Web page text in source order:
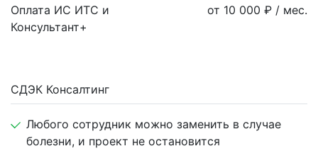
Оплата ИС ИТС и
Консультант+
от 10 000 ₽ / мес.
СДЭК Консалтинг
Любого сотрудник можно заменить в случае
болезни, и проект не остановится